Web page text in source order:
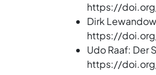
https://
Dirk
https://
Udo Raaf: Der
https://